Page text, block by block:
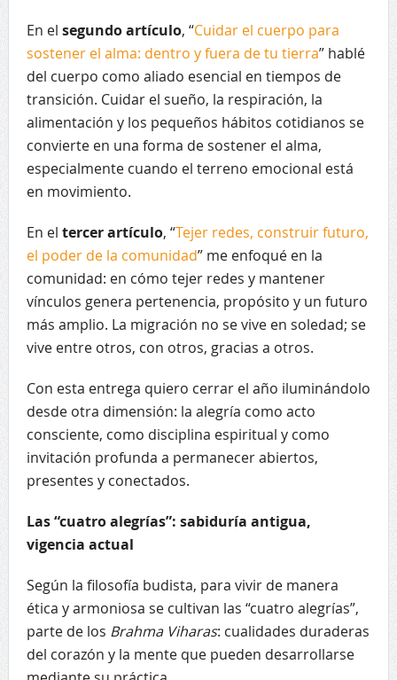
En el segundo artículo, “Cuidar el cuerpo para
sostener el alma: dentro y fuera de tu tierra” hablé
del cuerpo como aliado esencial en tiempos de
transición. Cuidar el sueño, la respiración, la
alimentación y los pequeños hábitos cotidianos se
convierte en una forma de sostener el alma,
especialmente cuando el terreno emocional está
en movimiento.
En el tercer artículo, “Tejer redes, construir futuro,
el poder de la comunidad” me enfoqué en la
comunidad: en cómo tejer redes y mantener
vínculos genera pertenencia, propósito y un futuro
más amplio. La migración no se vive en soledad; se
vive entre otros, con otros, gracias a otros.
Con esta entrega quiero cerrar el año iluminándolo
desde otra dimensión: la alegría como acto
consciente, como disciplina espiritual y como
invitación profunda a permanecer abiertos,
presentes y conectados.
Las “cuatro alegrías”: sabiduría antigua,
vigencia actual
Según la filosofía budista, para vivir de manera
ética y armoniosa se cultivan las “cuatro alegrías”,
parte de los Brahma Viharas: cualidades duraderas
del corazón y la mente que pueden desarrollarse